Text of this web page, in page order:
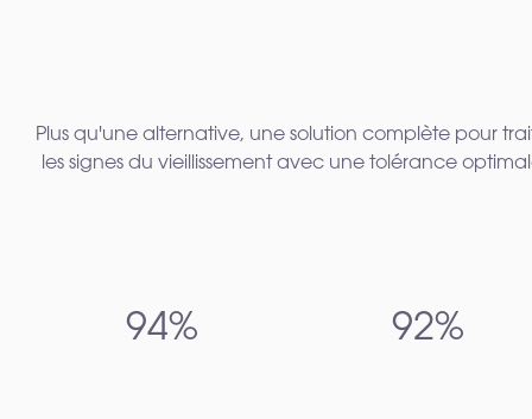
Plus qu'une alternative, une solution complète pour
les signes du vieillissement avec une tolérance
94% 92%